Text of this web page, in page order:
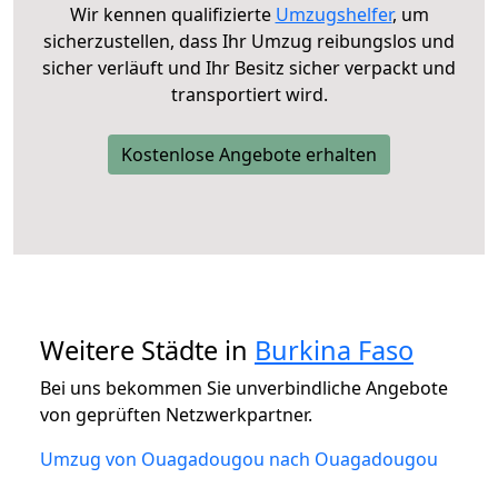
Wir kennen qualifizierte Umzugshelfer, um
sicherzustellen, dass Ihr Umzug reibungslos und
sicher verläuft und Ihr Besitz sicher verpackt und
transportiert wird.
Kostenlose Angebote erhalten
Weitere Städte in Burkina Faso
Bei uns bekommen Sie unverbindliche Angebote
von geprüften Netzwerkpartner.
Umzug von Ouagadougou nach Ouagadougou